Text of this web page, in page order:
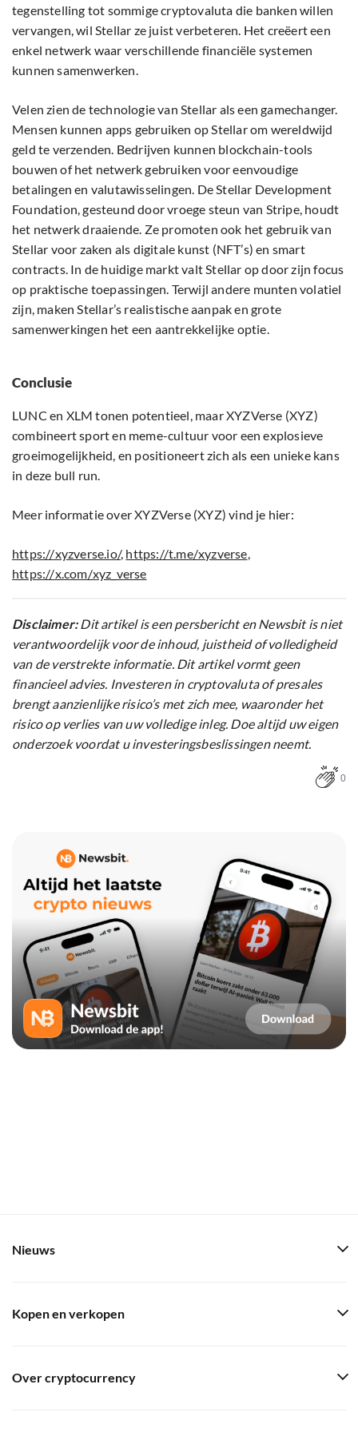
tegenstelling tot sommige cryptovaluta die banken willen
vervangen, wil Stellar ze juist verbeteren. Het creëert een
enkel netwerk waar verschillende financiële systemen
kunnen samenwerken.
Velen zien de technologie van Stellar als een gamechanger.
Mensen kunnen apps gebruiken op Stellar om wereldwijd
geld te verzenden. Bedrijven kunnen blockchain-tools
bouwen of het netwerk gebruiken voor eenvoudige
betalingen en valutawisselingen. De Stellar Development
Foundation, gesteund door vroege steun van Stripe, houdt
het netwerk draaiende. Ze promoten ook het gebruik van
Stellar voor zaken als digitale kunst (NFT’s) en smart
contracts. In de huidige markt valt Stellar op door zijn focus
op praktische toepassingen. Terwijl andere munten volatiel
zijn, maken Stellar’s realistische aanpak en grote
samenwerkingen het een aantrekkelijke optie.
Conclusie
LUNC en XLM tonen potentieel, maar XYZVerse (XYZ)
combineert sport en meme-cultuur voor een explosieve
groeimogelijkheid, en positioneert zich als een unieke kans
in deze bull run.
Meer informatie over XYZVerse (XYZ) vind je hier:
https://xyzverse.io/, https://t.me/xyzverse,
https://x.com/xyz_verse
Disclaimer:Dit artikel is een persbericht en Newsbit is niet
verantwoordelijk voor de inhoud, juistheid of volledigheid
van de verstrekte informatie. Dit artikel vormt geen
financieel advies. Investeren in cryptovaluta of presales
brengt aanzienlijke risico’s met zich mee, waaronder het
risico op verlies van uw volledige inleg. Doe altijd uw eigen
onderzoek voordat u investeringsbeslissingen neemt.
0
Nieuws
Kopen en verkopen
Over cryptocurrency